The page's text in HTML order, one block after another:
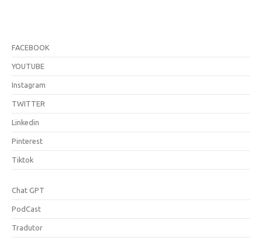
FACEBOOK
YOUTUBE
Instagram
TWITTER
Linkedin
Pinterest
Tiktok
Chat GPT
PodCast
Tradutor